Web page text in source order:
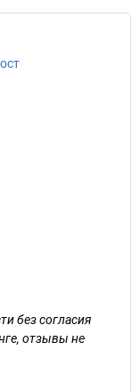
без согласия
отзывы не